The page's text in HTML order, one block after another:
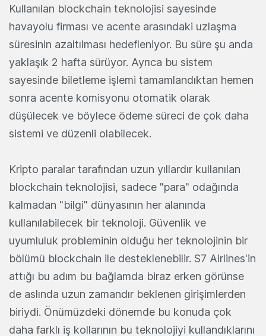
Kullanılan blockchain teknolojisi sayesinde
havayolu firması ve acente arasındaki uzlaşma
süresinin azaltılması hedefleniyor. Bu süre şu anda
yaklaşık 2 hafta sürüyor. Ayrıca bu sistem
sayesinde biletleme işlemi tamamlandıktan hemen
sonra acente komisyonu otomatik olarak
düşülecek ve böylece ödeme süreci de çok daha
sistemi ve düzenli olabilecek.
Kripto paralar tarafından uzun yıllardır kullanılan
blockchain teknolojisi, sadece "para" odağında
kalmadan "bilgi" dünyasının her alanında
kullanılabilecek bir teknoloji. Güvenlik ve
uyumluluk probleminin olduğu her teknolojinin bir
bölümü blockchain ile desteklenebilir. S7 Airlines'in
attığı bu adım bu bağlamda biraz erken görünse
de aslında uzun zamandır beklenen girişimlerden
biriydi. Önümüzdeki dönemde bu konuda çok
daha farklı iş kollarının bu teknolojiyi kullandıklarını